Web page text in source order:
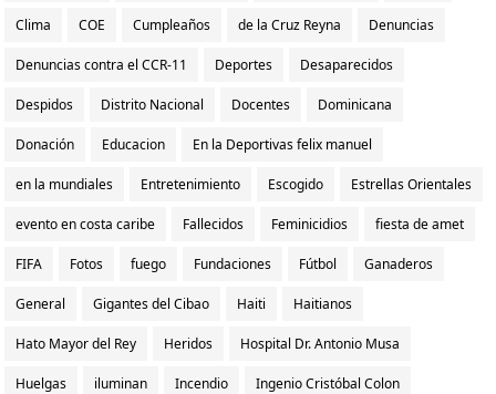
Clima COE Cumpleaños de la Cruz Reyna Denuncias
Denuncias contra el CCR-11 Deportes Desaparecidos
Despidos Distrito Nacional Docentes Dominicana
Donación Educacion En la Deportivas felix manuel
en la mundiales Entretenimiento Escogido Estrellas Orientales
evento en costa caribe Fallecidos Feminicidios fiesta de amet
FIFA Fotos fuego Fundaciones Fútbol Ganaderos
General Gigantes del Cibao Haiti Haitianos
Hato Mayor del Rey Heridos Hospital Dr. Antonio Musa
Huelgas iluminan Incendio Ingenio Cristóbal Colon